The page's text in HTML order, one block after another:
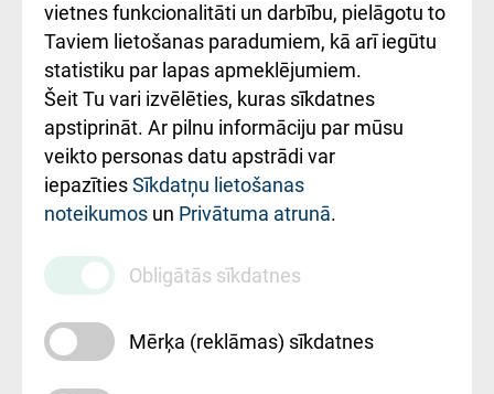
Rēķinu apmaksas
ceļvedis
Rekvizīti un
ārstniecības
iestādes kods
010000234
Maksas
pakalpojumu
cenrādis
vietnes funkcionalitāti un darbību, pielāgotu to
Taviem lietošanas paradumiem, kā arī iegūtu
statistiku par lapas apmeklējumiem.
Šeit Tu vari izvēlēties, kuras sīkdatnes
apstiprināt. Ar pilnu informāciju par mūsu
veikto personas datu apstrādi var
iepazītiesSīkdatņu lietošanas
noteikumos un Privātuma atrunā.
Obligātās sīkdatnes
Mērķa (reklāmas) sīkdatnes